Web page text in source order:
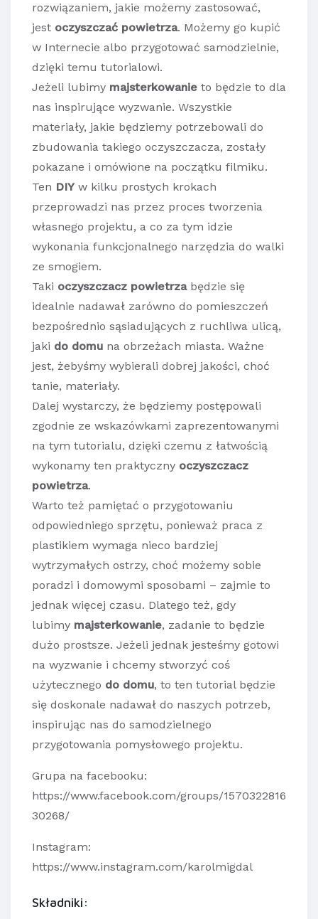
rozwiązaniem, jakie możemy zastosować,
jest oczyszczać powietrza. Możemy go kupić
w Internecie albo przygotować samodzielnie,
dzięki temu tutorialowi.
Jeżeli lubimy majsterkowanie to będzie to dla
nas inspirujące wyzwanie. Wszystkie
materiały, jakie będziemy potrzebowali do
zbudowania takiego oczyszczacza, zostały
pokazane i omówione na początku filmiku.
Ten DIY w kilku prostych krokach
przeprowadzi nas przez proces tworzenia
własnego projektu, a co za tym idzie
wykonania funkcjonalnego narzędzia do walki
ze smogiem.
Taki oczyszczacz powietrzabędzie się
idealnie nadawał zarówno do pomieszczeń
bezpośrednio sąsiadujących z ruchliwa ulicą,
jaki do domu na obrzeżach miasta. Ważne
jest, żebyśmy wybierali dobrej jakości, choć
tanie, materiały.
Dalej wystarczy, że będziemy postępowali
zgodnie ze wskazówkami zaprezentowanymi
na tym tutorialu, dzięki czemu z łatwością
wykonamy ten praktyczny oczyszczacz
powietrza.
Warto też pamiętać o przygotowaniu
odpowiedniego sprzętu, ponieważ praca z
plastikiem wymaga nieco bardziej
wytrzymałych ostrzy, choć możemy sobie
poradzi i domowymi sposobami – zajmie to
jednak więcej czasu. Dlatego też, gdy
lubimy majsterkowanie, zadanie to będzie
dużo prostsze. Jeżeli jednak jesteśmy gotowi
na wyzwanie i chcemy stworzyć coś
użytecznego do domu, to ten tutorial będzie
się doskonale nadawał do naszych potrzeb,
inspirując nas do samodzielnego
przygotowania pomysłowego projektu.
Grupa na facebooku:
https://www.facebook.com/groups/1570322816
30268/
Instagram:
https://www.instagram.com/karolmigdal
Składniki: